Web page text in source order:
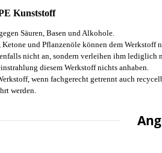
Kunststoff
Säuren, Basen und Alkohole.
und Pflanzenöle können dem Werkstoff
nicht an, sondern verleihen ihm lediglich
diesem Werkstoff nichts anhaben.
wenn fachgerecht getrennt auch
werden.